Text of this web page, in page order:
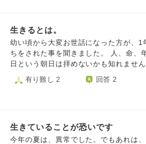
り関心が沸かなくなりました。 決して情がないわけではな
く、仕事で忙しい時は積極的に手伝お
業しようとか、そういう気持ちはあり
するということがとにかくできないです。 そのため、
もつまらないと言われることもあり、
ご回答いただけると幸いです。
生きるとは。
幼い頃から大変お世話になった方が、1
ちをされた事を聞きました。 人、命、
日という朝日は拝めないかも知れませ
年齢を重ねても生きる務めかも知れま
てきて上手く言葉に出来ませんが。 亡
継がれ、今の自分に繋がるのでしょう
も出来なくて。。 遠方の為、墓石を訪
有り難し 2 回答 2
生きていることが恐いです
今年の夏は、異常でした。でもあれは